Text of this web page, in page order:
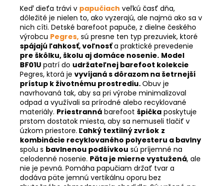
Keď dieťa trávi v papučiach veľkú časť dňa,
dôležité je nielen to, ako vyzerajú, ale najmä ako sa v
nich cíti. Detské barefoot papuče, z dielne českého
výrobcu Pegres, sú presne ten typ prezuviek, ktoré
spájajú ľahkosť, voľnosťa praktické prevedenie
pre škôlku, školu aj domáce nosenie. Model
BF01U patrí do udržateľnej barefoot kolekcie
Pegres, ktorá je vyvíjaná s dôrazom na šetrnejší
prístup k životnému prostrediu.Obuv je
navrhovaná tak, aby sa pri výrobe minimalizoval
odpad a využívali sa prírodné alebo recyklované
materiály. Priestranná barefoot špička poskytuje
prstom dostatok miesta, aby sa nemuseli tlačiť v
úzkom priestore. Ľahký textilný zvršok z
kombinácie recyklovaného polyesteru a bavlny
spolu s bavlnenou podšívkou sú príjemné na
celodenné nosenie. Päta je mierne vystužená, ale
nie je pevná. Pomáha papučiam držať tvar a
dodáva päte jemnú vertikálnu oporu bez